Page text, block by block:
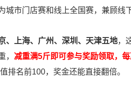
城市门店赛和线上全国赛，兼顾线
、上海、广州、深圳、天津五地，
， 减重满5斤即可参与奖励领取，
排名前100，奖金还能直接翻倍。